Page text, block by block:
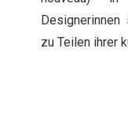
zu Teilen ihrer